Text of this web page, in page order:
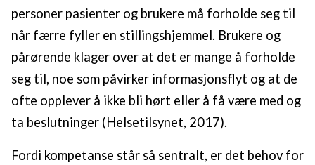
personer pasienter og brukere må forholde seg til
når færre fyller en stillingshjemmel. Brukere og
pårørende klager over at det er mange å forholde
seg til, noe som påvirker informasjonsflyt og at de
ofte opplever å ikke bli hørt eller å få være med og
ta beslutninger (Helsetilsynet, 2017).
Fordi kompetanse står så sentralt, er det behov for